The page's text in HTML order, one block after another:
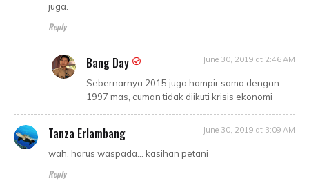
juga.
Reply
Bang Day June 30, 2019 at 2:46 AM
Sebernarnya 2015 juga hampir sama dengan
1997 mas, cuman tidak diikuti krisis ekonomi
Tanza Erlambang June 30, 2019 at 3:09 AM
wah, harus waspada… kasihan petani
Reply